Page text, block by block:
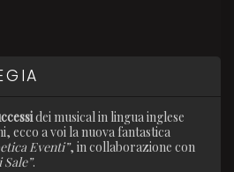
dei musical in lingua inglese
ecco a voi la nuova fantastica
Eventi”, in collaborazione con
.